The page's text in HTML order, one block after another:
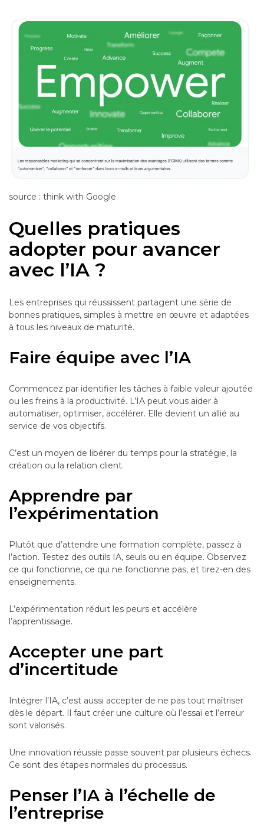
source : think with Google
Quelles pratiques
adopter pour avancer
avec l’IA ?
Les entreprises qui réussissent partagent une série de
bonnes pratiques, simples à mettre en œuvre et adaptées
à tous les niveaux de maturité.
Faire équipe avec l’IA
Commencez par identifier les tâches à faible valeur ajoutée
ou les freins à la productivité. L’IA peut vous aider à
automatiser, optimiser, accélérer. Elle devient un allié au
service de vos objectifs.
C’est un moyen de libérer du temps pour la stratégie, la
création ou la relation client.
Apprendre par
l’expérimentation
Plutôt que d’attendre une formation complète, passez à
l’action. Testez des outils IA, seuls ou en équipe. Observez
ce qui fonctionne, ce qui ne fonctionne pas, et tirez-en des
enseignements.
L’expérimentation réduit les peurs et accélère
l’apprentissage.
Accepter une part
d’incertitude
Intégrer l’IA, c’est aussi accepter de ne pas tout maîtriser
dès le départ. Il faut créer une culture où l’essai et l’erreur
sont valorisés.
Une innovation réussie passe souvent par plusieurs échecs.
Ce sont des étapes normales du processus.
Penser l’IA à l’échelle de
l’entreprise